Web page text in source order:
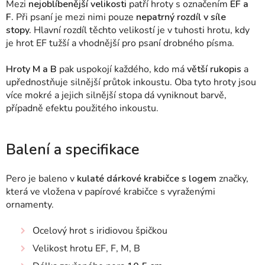
Mezi nejoblíbenější velikosti patří hroty s označením EF a
F. Při psaní je mezi nimi pouze nepatrný rozdíl v síle
stopy. Hlavní rozdíl těchto velikostí je v tuhosti hrotu, kdy
je hrot EF tužší a vhodnější pro psaní drobného písma.
Hroty M a B pak uspokojí každého, kdo mávětší rukopis a
upřednostňuje silnější průtok inkoustu. Oba tyto hroty jsou
více mokré a jejich silnější stopa dá vyniknout barvě,
případně efektu použitého inkoustu.
Balení a specifikace
Pero je baleno v kulaté dárkové krabičce s logem značky,
která ve vložena v papírové krabičce s vyraženými
ornamenty.
Ocelový hrot s iridiovou špičkou
Velikost hrotu EF, F, M, B